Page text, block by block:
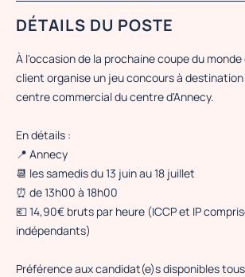
DÉTAILS DU POSTE
À l'occasion de la prochaine coupe du
client organise un jeu concours à
centre commercial du centre d'Annecy.
En détails :
📍 Annecy
📆 les samedis du 13 juin au 18 juillet
⏰ de 13h00 à 18h00
💶 14,90€ bruts par heure (ICCP et IP
indépendants)
Préférence aux candidat(e)s disponibles